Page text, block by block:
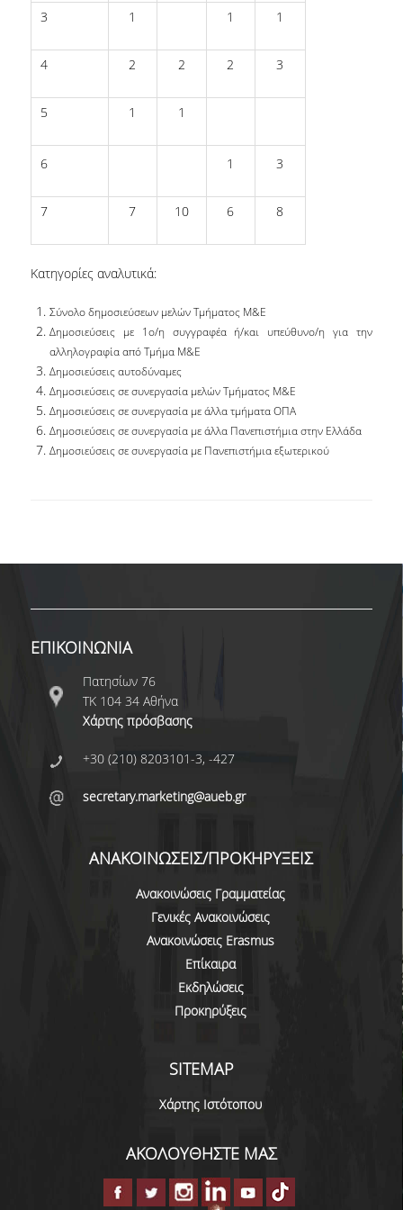
ΜΗΤΡΩΑ ΜΕΛΩΝ ΤΜΗΜΑΤΟΣ
ΕΝΤΕΤΑΛΜΕΝΟΙ ΔΙΔΑΣΚΟΝΤΕΣ ΑΚΑΔ.
ΕΤΟΥΣ '25-'26
ΠΡΟΠΤΥΧΙΑΚΕΣ ΣΠΟΥΔΕΣ
ΥΠΟΨΗΦΙΟΙ ΦΟΙΤΗΤΕΣ
ΠΡΟΓΡΑΜΜΑ ΚΑΙ ΚΑΤΕΥΘΥΝΣΕΙΣ ΣΠΟΥΔΩΝ
ΑΝΑΛΥΤΙΚΗ ΠΑΡΟΥΣΙΑΣΗ ΜΑΘΗΜΑΤΩΝ
ΠΡΑΚΤΙΚΗ ΑΣΚΗΣΗ
ΠΡΟΓΡΑΜΜΑ ERASMUS+
Η ΖΩΗ ΣΤΟ ΤΜΗΜΑ
ΚΑΤΑΤΑΚΤΗΡΙΕΣ ΕΞΕΤΑΣΕΙΣ
ΜΕΡΙΚΗΣ ΦΟΙΤΗΣΗΣ
ΔΙΔΑΚΤΟΡΙΚΟ ΠΡΟΓΡΑΜΜΑ
ΔΙΑΣΦΑΛΙΣΗ ΠΟΙΟΤΗΤΑΣ
ΠΙΣΤΟΠΟΙΗΣΗ
ΑΠΟ ΠΡΟΠΤΥΧΙΑΚΟΥΣ ΦΟΙΤΗΤΕΣ
ΑΠΟ ΤΕΛΕΙΟΦΟΙΤΟΥΣ
ΕΚΘΕΣΕΙΣ ΕΞΩΤΕΡΙΚΗΣ
ΑΞΙΟΛΟΓΗΣΗΣ
ΔΗΜΟΣΙΕΥΣΕΙΣ
ΕΡΕΥΝΗΤΙΚΑ ΠΕΔΙΑ
ΕΡΕΥΝΗΤΙΚΑ ΕΡΓΑΣΤΗΡΙΑ
3 1 1 1
4 2 2 2 3
5 1 1
6 1 3
7 7 10 6 8
Κατηγορίες αναλυτικά:
Σύνολο δημοσιεύσεων μελών Τμήματος Μ&Ε
Δημοσιεύσεις με 1ο/η συγγραφέα ή/και υπεύθυνο/η για την
αλληλογραφία από Τμήμα Μ&Ε
Δημοσιεύσεις αυτοδύναμες
Δημοσιεύσεις σε συνεργασία μελών Τμήματος Μ&Ε
Δημοσιεύσεις σε συνεργασία με άλλα τμήματα ΟΠΑ
Δημοσιεύσεις σε συνεργασία με άλλα Πανεπιστήμια στην Ελλάδα
Δημοσιεύσεις σε συνεργασία με Πανεπιστήμια εξωτερικού
ΕΠΙΚΟΙΝΩΝΙΑ
Πατησίων 76
ΤΚ 104 34 Αθήνα
Χάρτης πρόσβασης
+30 (210) 8203101-3, -427
secretary.marketing@aueb.gr
ΑΝΑΚΟΙΝΩΣΕΙΣ/ΠΡΟΚΗΡΥΞΕΙΣ
Ανακοινώσεις Γραμματείας
Γενικές Ανακοινώσεις
Ανακοινώσεις Erasmus
Επίκαιρα
Εκδηλώσεις
Προκηρύξεις
SITEMAP
Χάρτης Ιστότοπου
ΑΚΟΛΟΥΘΗΣΤΕ ΜΑΣ